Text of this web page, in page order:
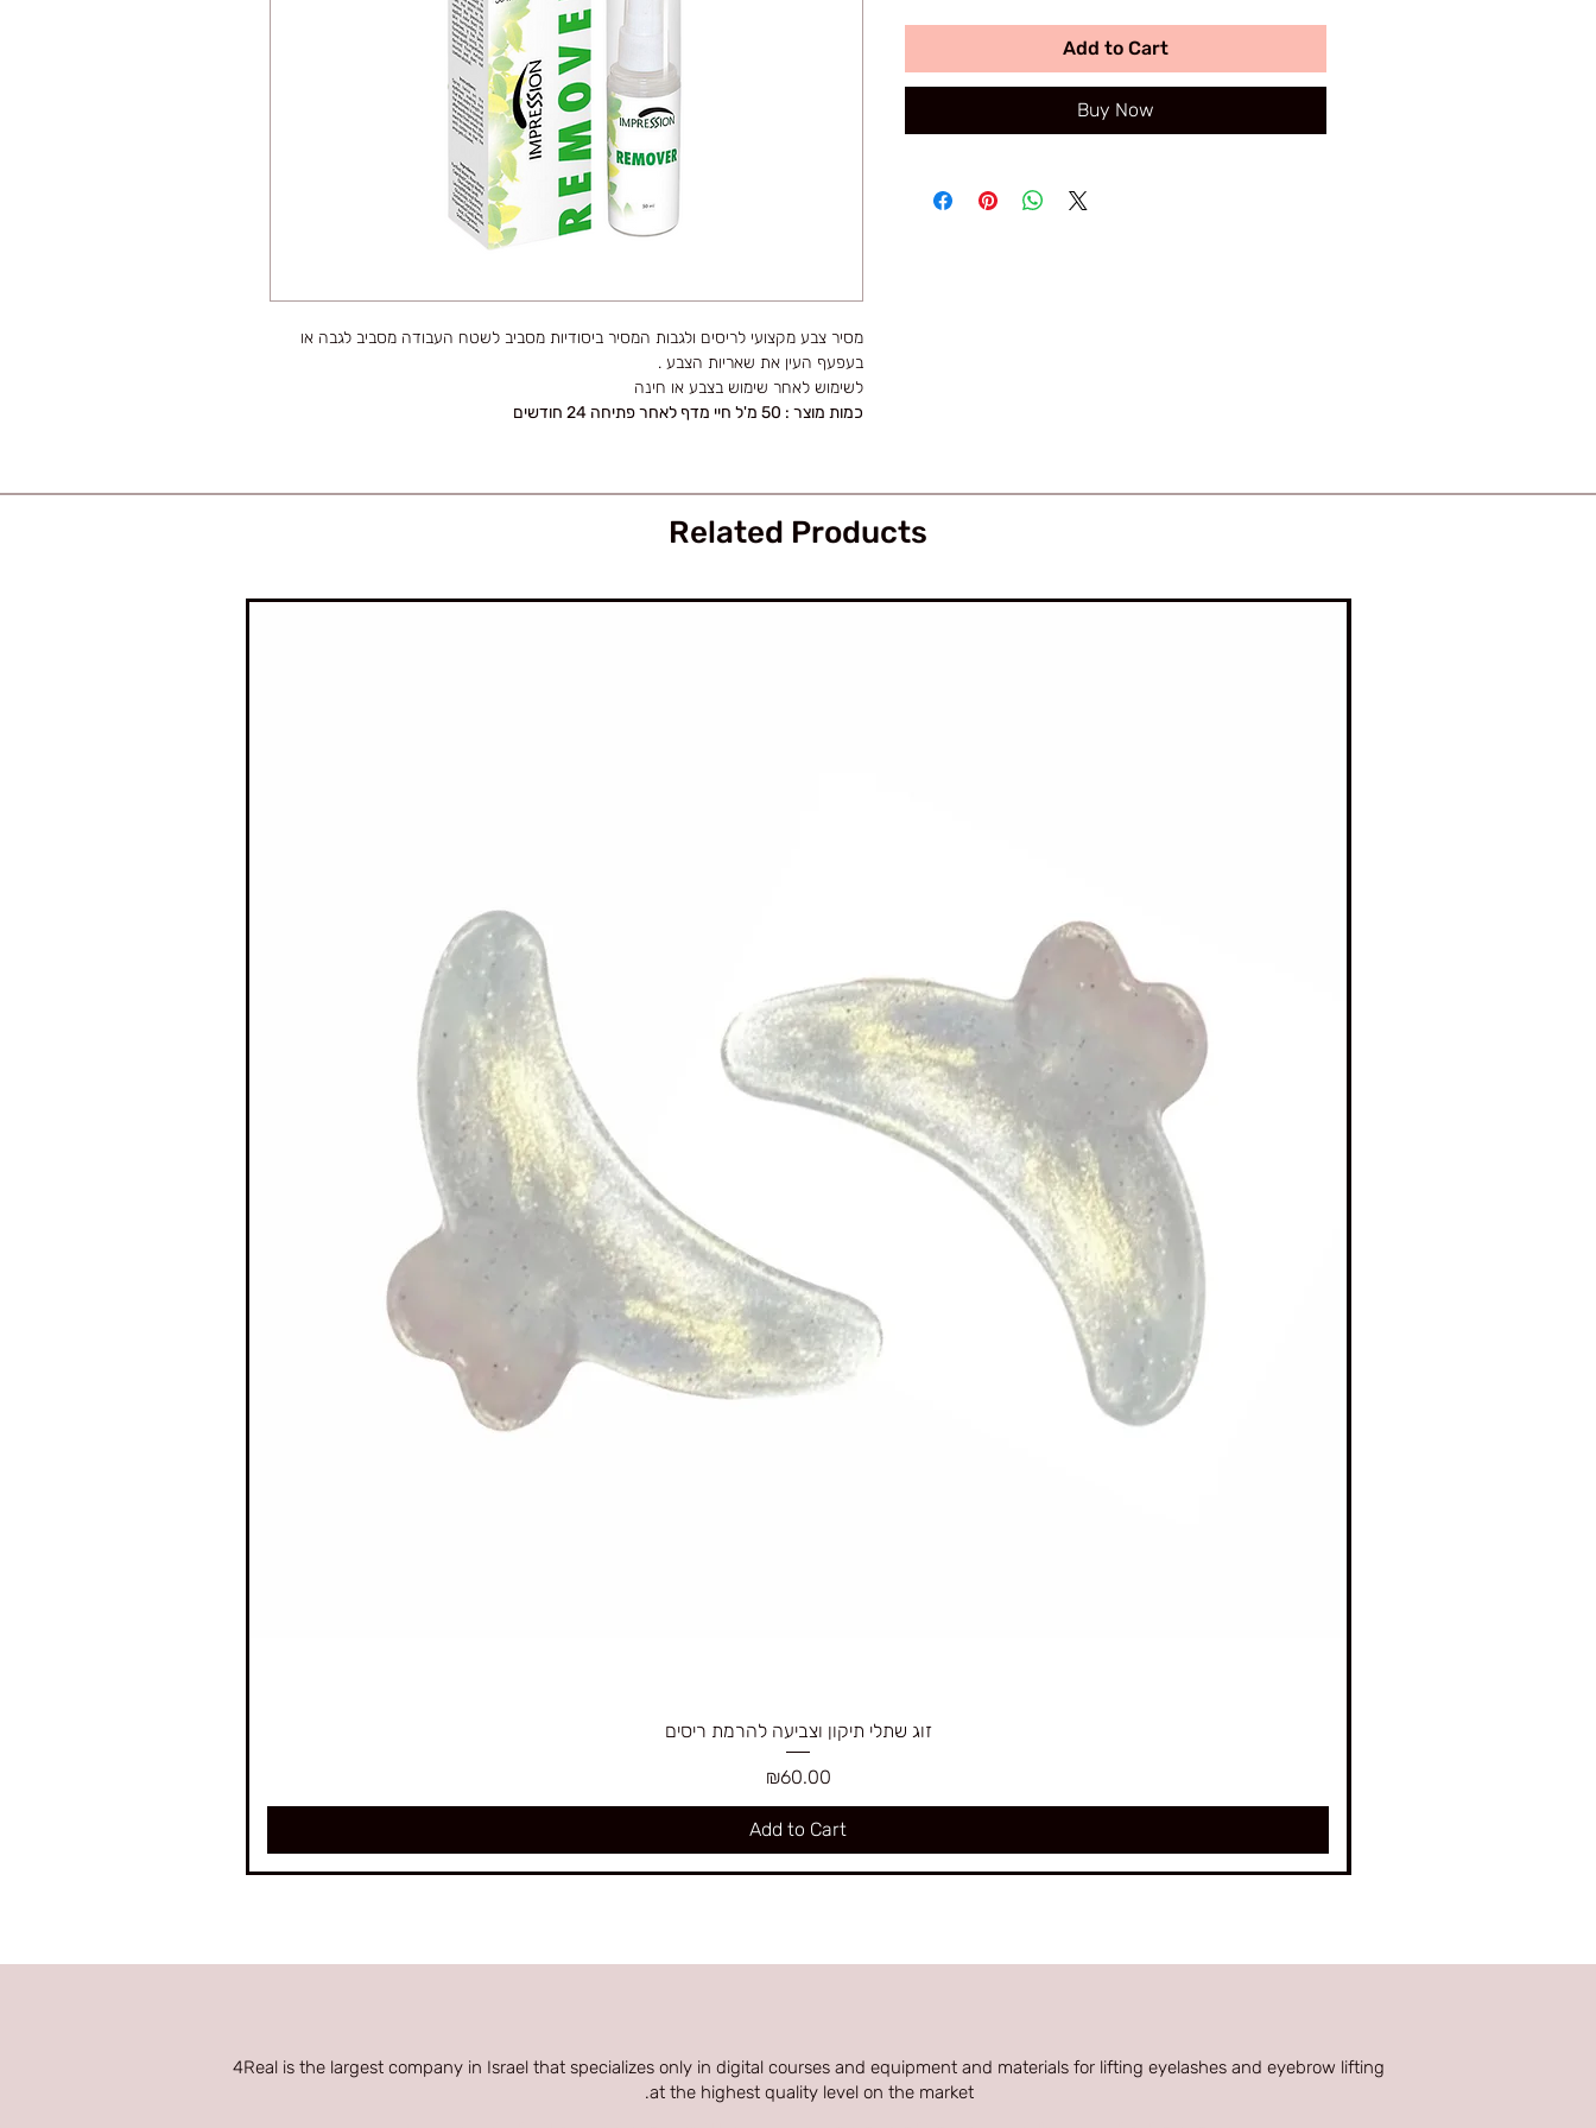
מסיר צבע מקצועי לריסים ולגבות המסיר ביסודיות מסביב לשטח העבודה מסביב לגבה או
בעפעף העין את שאריות הצבע .
לשימוש לאחר שימוש בצבע או חינה
כמות מוצר : 50 מ'ל חיי מדף לאחר פתיחה 24 חודשים
Add to Cart
Buy Now
Related Products
זוג שתלי תיקון וצביעה להרמת ריסים
Price
₪60.00
Add to Cart
4Real is the largest company in Israel that specializes only in digital courses and equipment and materials for lifting eyelashes and eyebrow lifting
at the highest quality level on the market.